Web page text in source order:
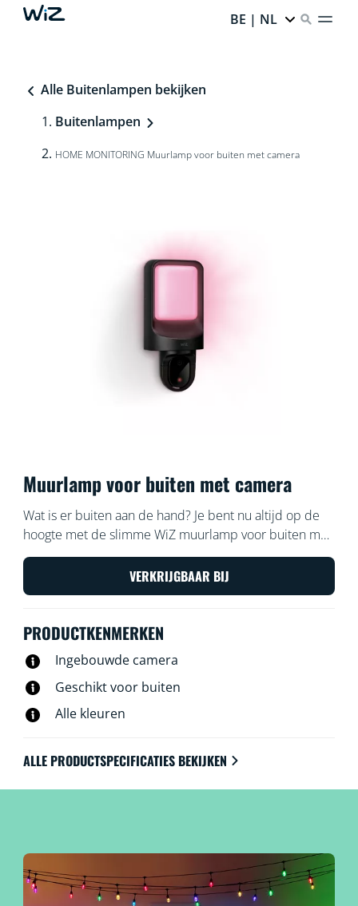
BE | NL
Alle Buitenlampen bekijken
Buitenlampen
HOME MONITORING Muurlamp voor buiten met camera
Muurlamp voor buiten met camera
Wat is er buiten aan de hand? Je bent nu altijd op de
hoogte met de slimme WiZ muurlamp voor buiten met
geïntegreerde beveiligingscamera. Het licht van deze
waterdichte camera wordt bij elke gedetecteerde
beweging ingeschakeld, zodat indringers worden
thuiskomt.
VERKRIJGBAAR BIJ
PRODUCTKENMERKEN
Ingebouwde camera
Geschikt voor buiten
Alle kleuren
ALLE PRODUCTSPECIFICATIES BEKIJKEN